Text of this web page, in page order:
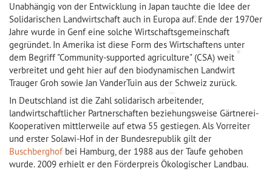
Unabhängig von der Entwicklung in Japan tauchte die Idee der
Solidarischen Landwirtschaft auch in Europa auf. Ende der 1970er
Jahre wurde in Genf eine solche Wirtschaftsgemeinschaft
gegründet. In Amerika ist diese Form des Wirtschaftens unter
dem Begriff "Community-supported agriculture" (CSA) weit
verbreitet und geht hier auf den biodynamischen Landwirt
Trauger Groh sowie Jan VanderTuin aus der Schweiz zurück.
In Deutschland ist die Zahl solidarisch arbeitender,
landwirtschaftlicher Partnerschaften beziehungsweise Gärtnerei-
Kooperativen mittlerweile auf etwa 55 gestiegen. Als Vorreiter
und erster Solawi-Hof in der Bundesrepublik gilt der
Buschberghofbei Hamburg, der 1988 aus der Taufe gehoben
wurde. 2009 erhielt er den Förderpreis Ökologischer Landbau.